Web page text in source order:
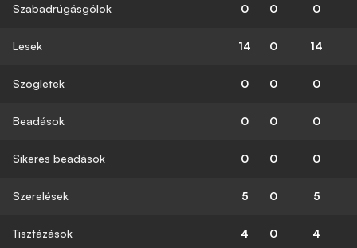
Szabadrúgásgólok 0 0 0
Lesek 14 0 14
Szögletek 0 0 0
Beadások 0 0 0
Sikeres beadások 0 0 0
Szerelések 5 0 5
Tisztázások 4 0 4